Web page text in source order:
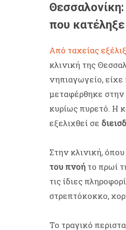
που
Από ταχείας
κλινική της
νηπιαγωγείο,
μεταφέρθηκε στην
κυρίως πυρετό. Η
εξελιχθεί σε
Στην κλινική,
του πνοή το πρωί
τις ίδιες
στρεπτόκοκκο,
Το τραγικό